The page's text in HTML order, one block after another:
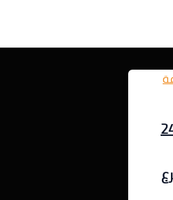
الكويت 24